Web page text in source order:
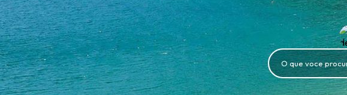
O que voce procura?